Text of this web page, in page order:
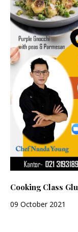
Cooking Class
09 October 2021